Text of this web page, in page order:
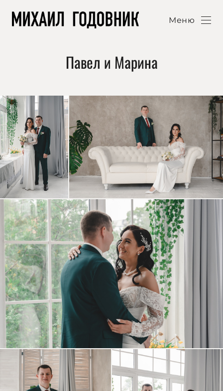
Меню
Павел и Марина